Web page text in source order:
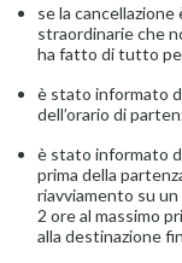
se la
straordinarie che
ha fatto di tutto
è stato informato
dell’orario di
è stato informato
prima della
riavviamento su
2 ore al massimo
alla destinazione